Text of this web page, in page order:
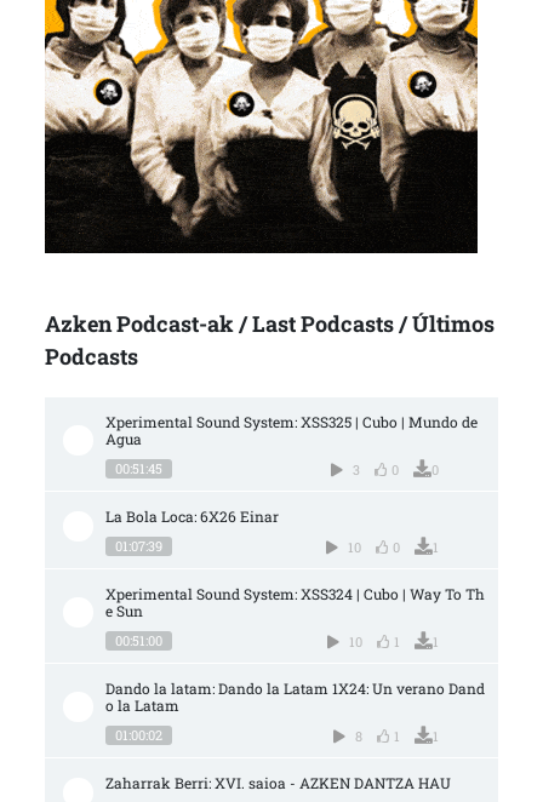
Azken Podcast-ak / Last Podcasts / Últimos
Podcasts
Xperimental Sound System: XSS325 | Cubo | Mundo de
Agua
00:51:45 3 0 0
La Bola Loca: 6X26 Einar
01:07:39 10 0 1
Xperimental Sound System: XSS324 | Cubo | Way To Th
e Sun
00:51:00 10 1 1
Dando la latam: Dando la Latam 1X24: Un verano Dand
o la Latam
01:00:02 8 1 1
Zaharrak Berri: XVI. saioa - AZKEN DANTZA HAU